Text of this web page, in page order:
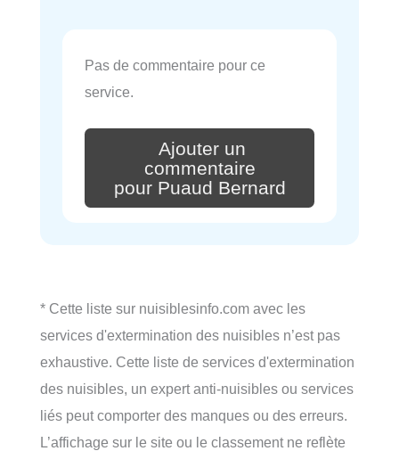
Pas de commentaire pour ce
service.
Ajouter un
commentaire
pour Puaud Bernard
* Cette liste sur nuisiblesinfo.com avec les
services d'extermination des nuisibles n’est pas
exhaustive. Cette liste de services d'extermination
des nuisibles, un expert anti-nuisibles ou services
liés peut comporter des manques ou des erreurs.
L’affichage sur le site ou le classement ne reflète